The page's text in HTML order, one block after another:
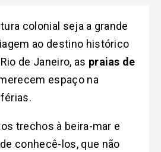
colonial seja a grande
ao destino histórico
de Janeiro, as praias de
espaço na
trechos à beira-mar e
conhecê-los, que não